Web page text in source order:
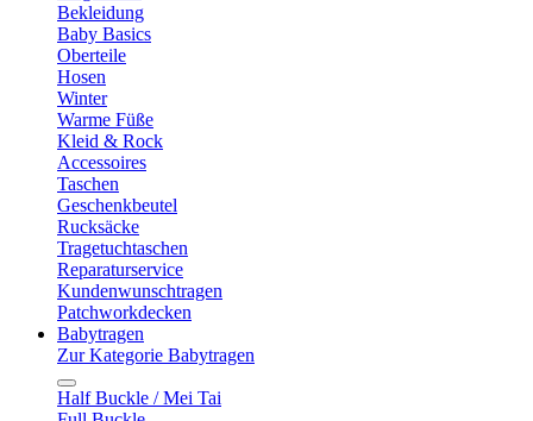
Bekleidung
Baby Basics
Oberteile
Hosen
Winter
Warme Füße
Kleid & Rock
Accessoires
Taschen
Geschenkbeutel
Rucksäcke
Tragetuchtaschen
Reparaturservice
Kundenwunschtragen
Patchworkdecken
Babytragen
Zur Kategorie Babytragen
Half Buckle / Mei Tai